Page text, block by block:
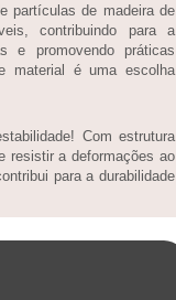
partículas de madeira de
contribuindo para a
e promovendo práticas
material é uma escolha
Com estrutura
resistir a deformações ao
para a durabilidade